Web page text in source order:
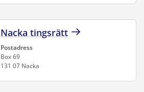
Nacka tingsrätt
Postadress
Box 69
131 07 Nacka